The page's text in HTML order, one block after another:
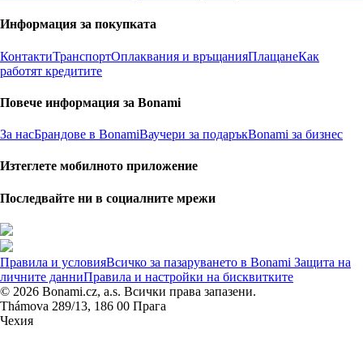
Информация за покупката
КонтактиТранспортОплаквания и връщанияПлащанеКак
работят кредитите
Повече информация за Bonami
За насБрандове в BonamiВаучери за подаръкBonami за бизнес
Изтеглете мобилното приложение
Последвайте ни в социалните мрежи
Правила и условияВсичко за пазаруването в Bonami Защита на
личните данниПравила и настройки на бисквитките
© 2026 Bonami.cz, a.s. Всички права запазени.
Thámova 289/13, 186 00 Прага
Чехия